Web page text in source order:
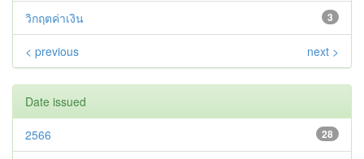
3
วิกฤตค่าเงิน
< previous next >
Date issued
28
2566